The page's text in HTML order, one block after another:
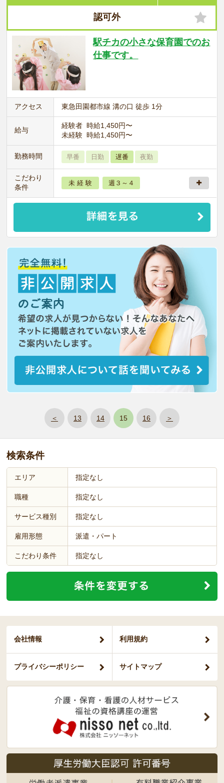
認可外
駅チカの小さな保育園でのお
仕事です。
アクセス 東急田園都市線 溝の口 徒歩 1分
給与
経験者 時給1,450円〜
未経験 時給1,450円〜
勤務時間 早番 日勤 遅番 夜勤
こだわり
条件
未 経 験 週３～４
＜ 13 14 15 16 ＞
検索条件
エリア 指定なし
職種 指定なし
サービス種別 指定なし
雇用形態 派遣・パート
こだわり条件 指定なし
会社情報 利用規約
プライバシーポリシー サイトマップ